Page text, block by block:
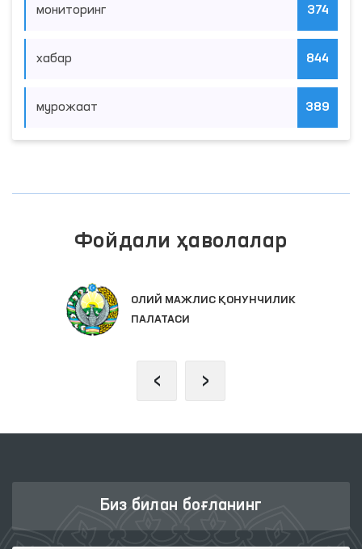
мониторинг 374
хабар 844
мурожаат 389
Фойдали ҳаволалар
ОЛИЙ МАЖЛИС ҚОНУНЧИЛИК
ПАЛАТАСИ
‹ ›
Биз билан боғланинг